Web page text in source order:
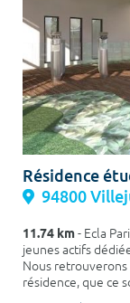
Résidence
94800
11.74 km- Ecla
jeunes actifs
Nous
résidence, que ce